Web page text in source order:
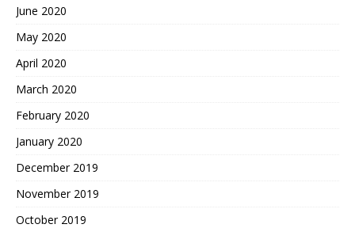
June 2020
May 2020
April 2020
March 2020
February 2020
January 2020
December 2019
November 2019
October 2019